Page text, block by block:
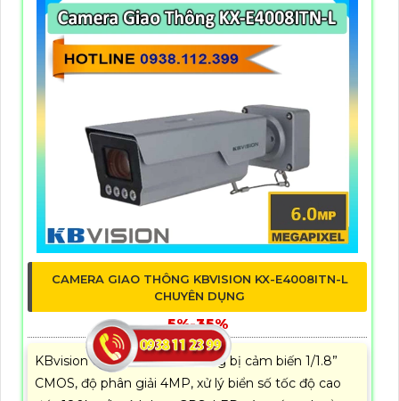
CAMERA GIAO THÔNG KBVISION KX-E4008ITN-L
CHUYÊN DỤNG
5%-35%
KBvision KX-E4008ITN-L trang bị cảm biến 1/1.8”
CMOS, độ phân giải 4MP, xử lý biển số tốc độ cao